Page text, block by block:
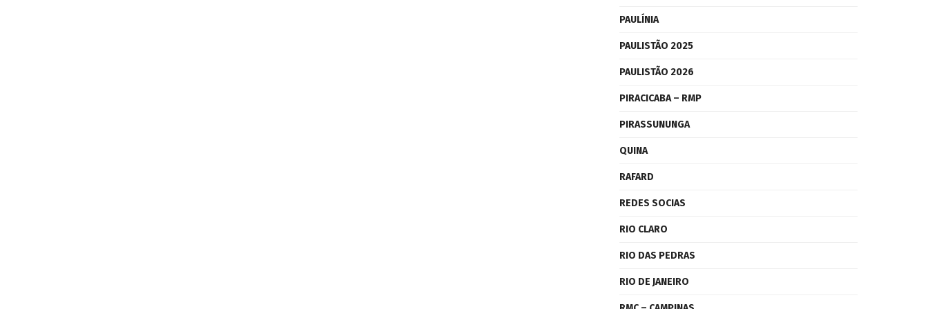
PAULÍNIA
PAULISTÃO 2025
PAULISTÃO 2026
PIRACICABA – RMP
PIRASSUNUNGA
QUINA
RAFARD
REDES SOCIAS
RIO CLARO
RIO DAS PEDRAS
RIO DE JANEIRO